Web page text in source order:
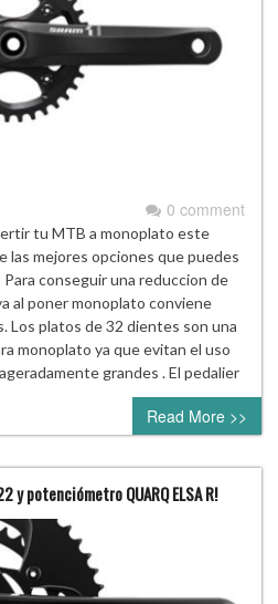
0 comment
tu MTB a monoplato este
las mejores opciones que puedes
conseguir una reduccion de
al poner monoplato conviene
Los platos de 32 dientes son una
monoplato ya que evitan el uso
grandes . El pedalier
Read More >>
y potenciómetro QUARQ ELSA R!